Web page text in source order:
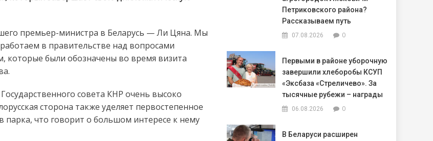
премьер-министра в Беларусь — Ли Цяна. Мы
в правительстве над вопросами
которые были обозначены во время визита
совета КНР очень высоко
сторона также уделяет первостепенное
парка, что говорит о большом интересе к нему
Петриковского района?
Рассказываем путь
07.08.2026 0
Первыми в районе уборочную
завершили хлеборобы КСУП
«Эксбаза «Стреличево». За
тысячные рубежи – награды
06.08.2026 0
В Беларуси расширен